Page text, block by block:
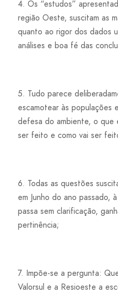
4. Os “estudos”
região Oeste, suscitam as
quanto ao rigor dos dados
análises e boa fé das
5. Tudo parece
escamotear às populações
defesa do ambiente, o que
ser feito e como vai ser
6. Todas as questões
em Junho do ano passado,
passa sem clarificação,
pertinência;
7. Impõe-se a pergunta:
Valorsul e a Resioeste a